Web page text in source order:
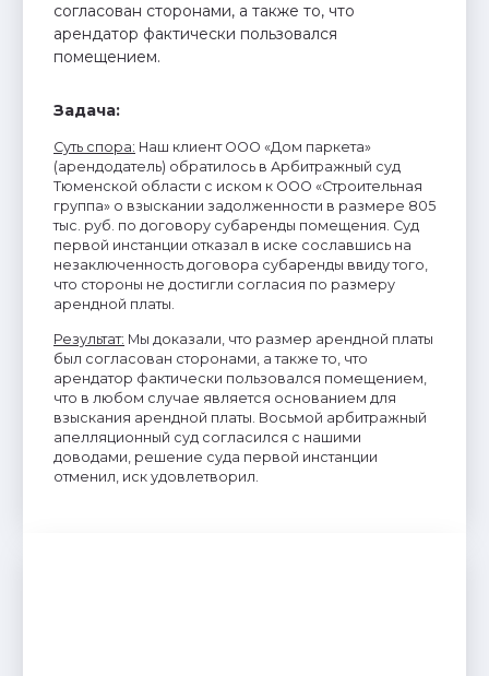
согласован сторонами, а также то, что
арендатор фактически пользовался
помещением.
Задача:
Суть спора: Наш клиент ООО «Дом паркета»
(арендодатель) обратилось в Арбитражный суд
Тюменской области с иском к ООО «Строительная
группа» о взыскании задолженности в размере 805
тыс. руб. по договору субаренды помещения. Суд
первой инстанции отказал в иске сославшись на
незаключенность договора субаренды ввиду того,
что стороны не достигли согласия по размеру
арендной платы.
Результат: Мы доказали, что размер арендной платы
был согласован сторонами, а также то, что
арендатор фактически пользовался помещением,
что в любом случае является основанием для
взыскания арендной платы. Восьмой арбитражный
апелляционный суд согласился с нашими
доводами, решение суда первой инстанции
отменил, иск удовлетворил.